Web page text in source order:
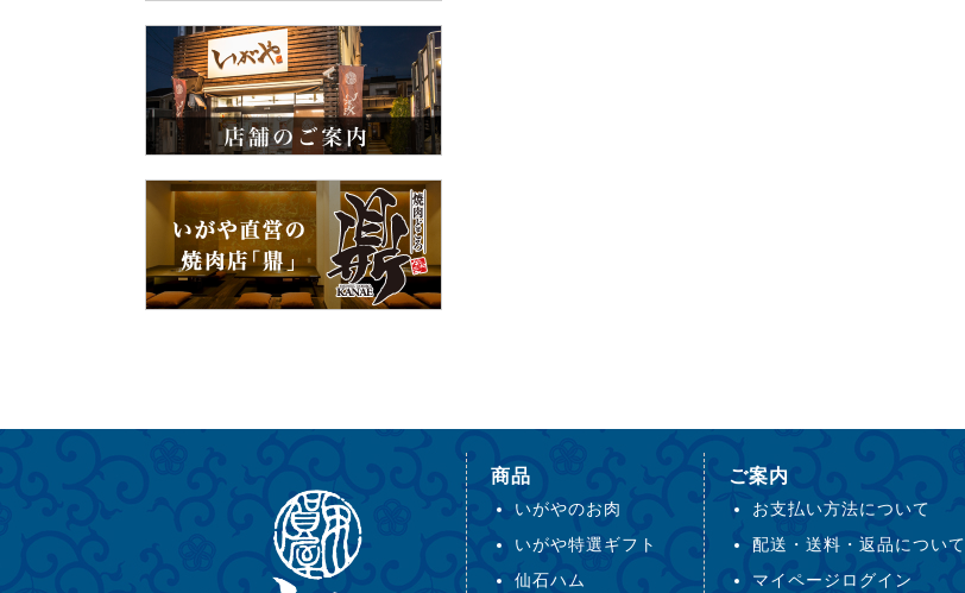
商品
いがやのお肉
いがや特選ギフト
仙石ハム
ご案内
お支払い方法について
配送・送料・返品について
マイページログイン